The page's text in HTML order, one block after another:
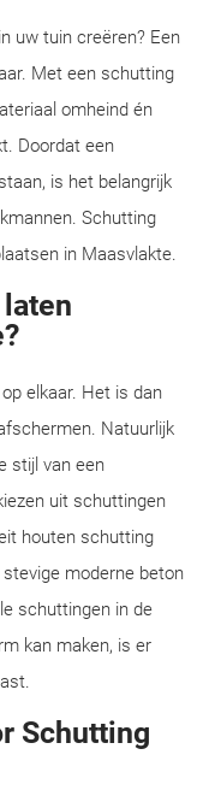
uw tuin creëren? Een
Met een schutting
omheind én
Doordat een
is het belangrijk
Schutting
in Maasvlakte.
elkaar. Het is dan
Natuurlijk
stijl van een
uit schuttingen
houten schutting
moderne beton
schuttingen in de
kan maken, is er
Schutting